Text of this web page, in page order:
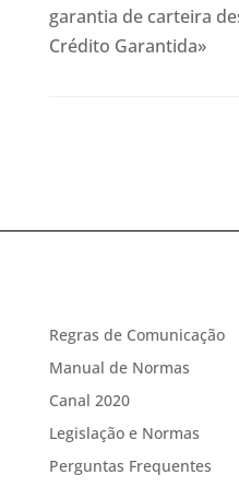
garantia de carteira
Crédito Garantida»
Regras de Comunicação
Manual de Normas
Canal 2020
Legislação e Normas
Perguntas Frequentes